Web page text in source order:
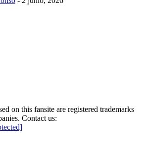
on this fansite are registered trademarks
Contact us: